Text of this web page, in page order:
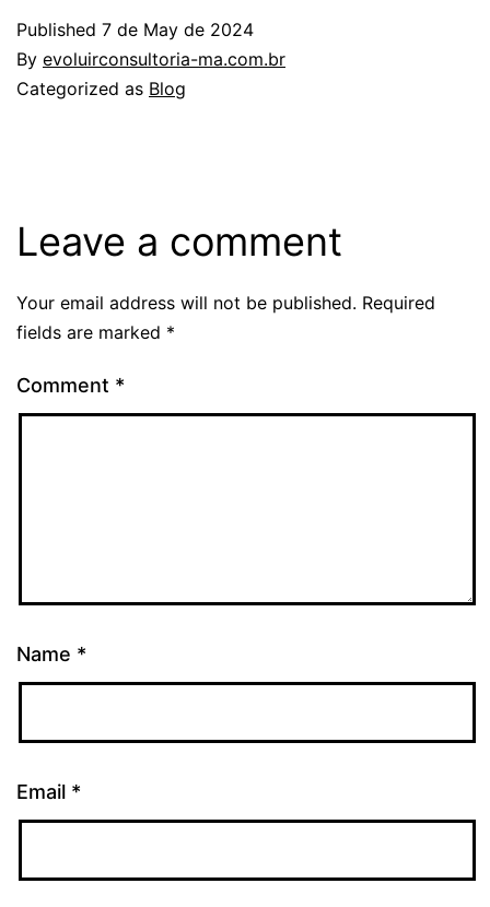
Published 7 de May de 2024
By evoluirconsultoria-ma.com.br
Categorized as Blog
Leave a comment
Your email address will not be published. Required
fields are marked *
Comment *
Name *
Email *